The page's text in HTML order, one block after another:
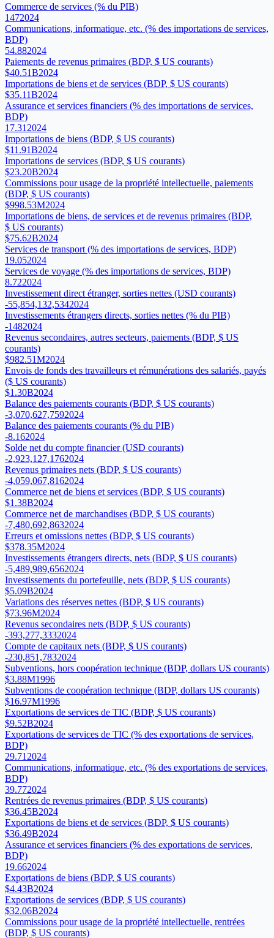
Commerce de services (% du PIB)
1472024
Communications, informatique, etc. (% des importations de services,
BDP)
54.882024
Paiements de revenus primaires (BDP, $ US courants)
$40.51B2024
Importations de biens et de services (BDP, $ US courants)
$35.11B2024
Assurance et services financiers (% des importations de services,
BDP)
17.31 2024
Importations de biens (BDP, $ US courants)
$11.91B2024
Importations de services (BDP, $ US courants)
$23.20B2024
Commissions pour usage de la propriété intellectuelle, paiements
(BDP, $ US courants)
$998.53M2024
Importations de biens, de services et de revenus primaires (BDP,
$ US courants)
$75.62B2024
Services de transport (% des importations de services, BDP)
19.052024
Services de voyage (% des importations de services, BDP)
8.722024
Investissement direct étranger, sorties nettes (USD courants)
-55,854,132,5342024
Investissements étrangers directs, sorties nettes (% du PIB)
-1482024
Revenus secondaires, autres secteurs, paiements (BDP, $ US
courants)
$982.51M2024
Envois de fonds des travailleurs et rémunérations des salariés, payés
($ US courants)
$1.30B2024
Balance des paiements courants (BDP, $ US courants)
-3,070,627,7592024
Balance des paiements courants (% du PIB)
-8.162024
Solde net du compte financier (USD courants)
-2,923,127,1762024
Revenus primaires nets (BDP, $ US courants)
-4,059,067,8162024
Commerce net de biens et services (BDP, $ US courants)
$1.38B2024
Commerce net de marchandises (BDP, $ US courants)
-7,480,692,8632024
Erreurs et omissions nettes (BDP, $ US courants)
$378.35M2024
Investissements étrangers directs, nets (BDP, $ US courants)
-5,489,989,6562024
Investissements du portefeuille, nets (BDP, $ US courants)
$5.09B2024
Variations des réserves nettes (BDP, $ US courants)
$73.96M2024
Revenus secondaires nets (BDP, $ US courants)
-393,277,3332024
Compte de capitaux nets (BDP, $ US courants)
-230,851,7832024
Subventions, hors coopération technique (BDP, dollars US courants)
$3.88M1996
Subventions de coopération technique (BDP, dollars US courants)
$16.97M1996
Exportations de services de TIC (BDP, $ US courants)
$9.52B2024
Exportations de services de TIC (% des exportations de services,
BDP)
29.71 2024
Communications, informatique, etc. (% des exportations de services,
BDP)
39.772024
Rentrées de revenus primaires (BDP, $ US courants)
$36.45B2024
Exportations de biens et de services (BDP, $ US courants)
$36.49B2024
Assurance et services financiers (% des exportations de services,
BDP)
19.662024
Exportations de biens (BDP, $ US courants)
$4.43B2024
Exportations de services (BDP, $ US courants)
$32.06B2024
Commissions pour usage de la propriété intellectuelle, rentrées
(BDP, $ US courants)